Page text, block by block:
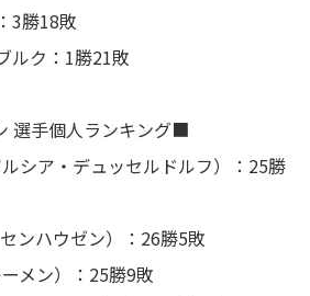
3勝18敗
ルク：1勝21敗
選手個人ランキング■
シア・デュッセルドルフ）：25勝
ンハウゼン）：26勝5敗
メン）：25勝9敗